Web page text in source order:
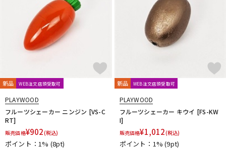
新品 WEB注文店頭受取可
PLAYWOOD
フルーツシェーカー ニンジン [VS-C
RT]
販売価格¥902(税込)
ポイント：1% (8pt)
新品 WEB注文店頭受取可
PLAYWOOD
フルーツシェーカー キウイ [FS-KW
I]
販売価格¥1,012(税込)
ポイント：1%(9pt)